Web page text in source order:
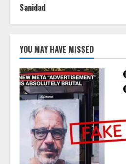
Sanidad
YOU MAY HAVE MISSED